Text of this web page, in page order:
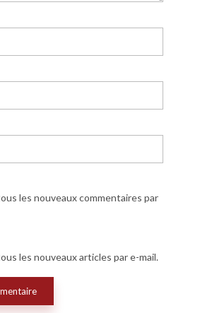
les nouveaux commentaires par
les nouveaux articles par e-mail.